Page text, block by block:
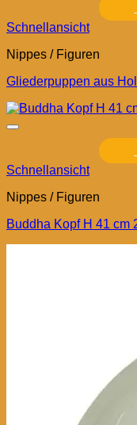
Schnellansicht
Nippes / Figuren
Gliederpuppen aus
Schnellansicht
Nippes / Figuren
Buddha Kopf H 41 cm